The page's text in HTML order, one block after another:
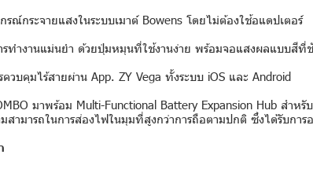
ะจายแสงในระบบเมาต์ Bowens โดยไม่ต้องใช้อแดปเตอร์
นแม่นยำ ด้วยปุ่มหมุนที่ใช้งานง่าย พร้อมจอแสงผลแบบสีที่ชั
มไร้สายผ่าน App. ZY Vega ทั้งระบบ iOS และ Android
าพร้อม Multi-Functional Battery Expansion Hub สำหรับก
สามารถในการส่องไฟในมุมที่สูงกว่าการถือตามปกติ ซึ่งได้รับกา